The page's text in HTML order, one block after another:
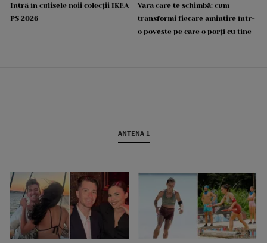
Intră în culisele noii colecții IKEA
PS 2026
Vara care te schimbă: cum
transformi fiecare amintire într-
o poveste pe care o porți cu tine
ANTENA 1